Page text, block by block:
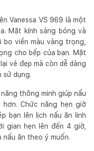
Vanessa VS 969 là một
Mặt kính sáng bóng và
viền màu vàng trọng,
cho bếp của bạn. Mặt
vẻ đẹp mà còn dễ dàng
sử dụng.
thông minh giúp nấu
Chức năng hẹn giờ
bạn lên lịch nấu ăn linh
gian hẹn lên đến 4 giờ,
nấu ăn theo ý muốn.